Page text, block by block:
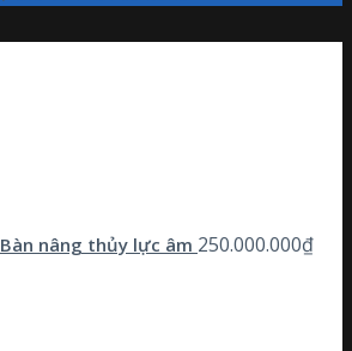
Bàn nâng thủy lực âm 250.000.000₫